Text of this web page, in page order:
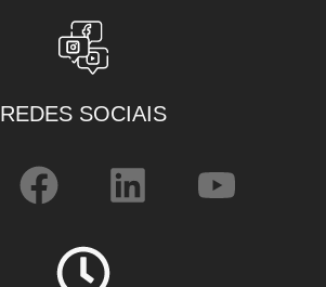
REDES SOCIAIS